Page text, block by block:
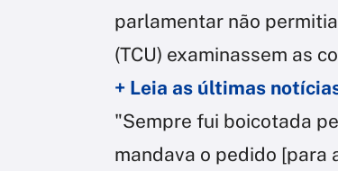
parlamentar não
(TCU) examinassem as
+ Leia as últimas
"Sempre fui boicotada
mandava o pedido [para